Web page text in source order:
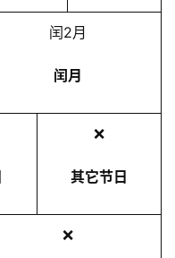
闰2月
闰月
❌
其它节日
❌